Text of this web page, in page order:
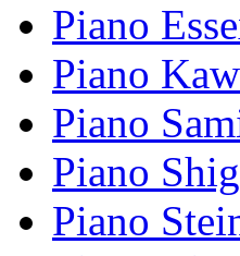
Piano
Piano
Piano
Piano
Piano